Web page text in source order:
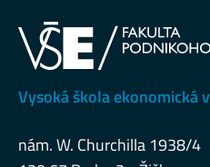
Vysoká škola ekonomická
nám. W. Churchilla 1938/4